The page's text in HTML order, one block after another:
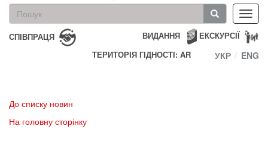
Пошукова
форма
Пошук
СПІВПРАЦЯ ЕКСКУРСІЇ
ВИДАННЯ
ТЕРИТОРІЯ ГІДНОСТІ: AR
УКР ENG
До списку новин
На головну сторінку